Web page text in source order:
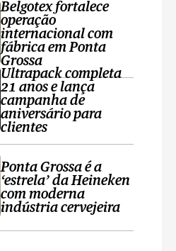
Belgotex fortalece
operação
internacional com
fábrica em Ponta
Grossa
Ultrapack completa
21 anos e lança
campanha de
aniversário para
clientes
Ponta Grossa é a
‘estrela’ da Heineken
com moderna
indústria cervejeira